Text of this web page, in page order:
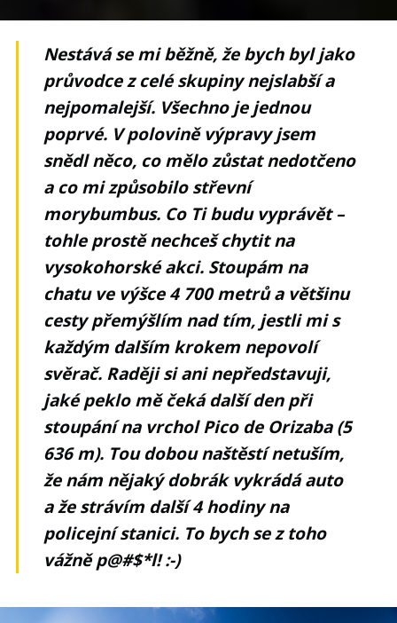
Nestává se mi běžně, že bych byl jako
průvodce z celé skupiny nejslabší a
nejpomalejší. Všechno je jednou
poprvé. V polovině výpravy jsem
snědl něco, co mělo zůstat nedotčeno
a co mi způsobilo střevní
morybumbus. Co Ti budu vyprávět –
tohle prostě nechceš chytit na
vysokohorské akci. Stoupám na
chatu ve výšce 4 700 metrů a většinu
cesty přemýšlím nad tím, jestli mi s
každým dalším krokem nepovolí
svěrač. Raději si ani nepředstavuji,
jaké peklo mě čeká další den při
stoupání na vrchol Pico de Orizaba (5
636 m). Tou dobou naštěstí netuším,
že nám nějaký dobrák vykrádá auto
a že strávím další 4 hodiny na
policejní stanici. To bych se z toho
vážně p@#$*l! :-)